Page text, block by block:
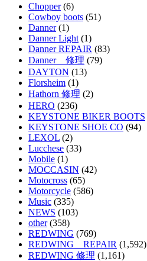
Chopper(6)
Cowboy boots (51)
Danner(1)
Danner Light (1)
Danner REPAIR (83)
Danner 修理 (79)
DAYTON (13)
Florsheim (1)
Hathorn 修理 (2)
HERO (236)
KEYSTONE BIKER BOOTS
KEYSTONE SHOE CO (94)
LEXOL (2)
Lucchese (33)
Mobile (1)
MOCCASIN (42)
Motocross (65)
Motorcycle (586)
Music (335)
NEWS (103)
other(358)
REDWING (769)
REDWING REPAIR (1,592)
REDWING 修理 (1,161)